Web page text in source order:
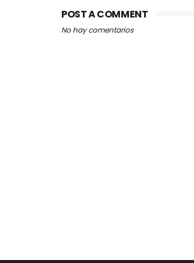
POST A COMMENT
No hay comentarios